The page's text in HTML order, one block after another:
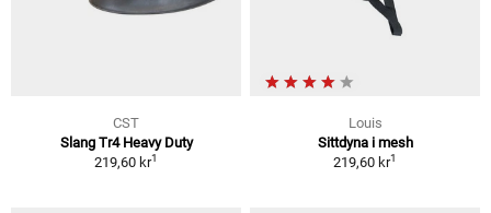
CST
Slang Tr4 Heavy Duty
219,60 kr1
Louis
Sittdyna i mesh
219,60 kr1